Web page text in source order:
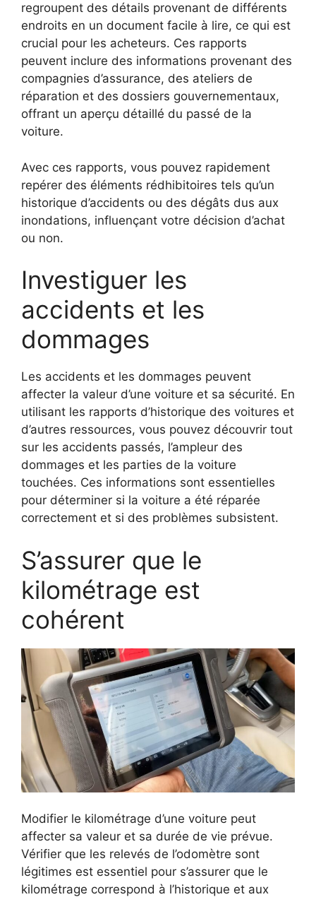
regroupent des détails provenant de différents
endroits en un document facile à lire, ce qui est
crucial pour les acheteurs. Ces rapports
peuvent inclure des informations provenant des
compagnies d’assurance, des ateliers de
réparation et des dossiers gouvernementaux,
offrant un aperçu détaillé du passé de la
voiture.
Avec ces rapports, vous pouvez rapidement
repérer des éléments rédhibitoires tels qu’un
historique d’accidents ou des dégâts dus aux
inondations, influençant votre décision d’achat
ou non.
Investiguer les
accidents et les
dommages
Les accidents et les dommages peuvent
affecter la valeur d’une voiture et sa sécurité. En
utilisant les rapports d’historique des voitures et
d’autres ressources, vous pouvez découvrir tout
sur les accidents passés, l’ampleur des
dommages et les parties de la voiture
touchées. Ces informations sont essentielles
pour déterminer si la voiture a été réparée
correctement et si des problèmes subsistent.
S’assurer que le
kilométrage est
cohérent
Modifier le kilométrage d’une voiture peut
affecter sa valeur et sa durée de vie prévue.
Vérifier que les relevés de l’odomètre sont
légitimes est essentiel pour s’assurer que le
kilométrage correspond à l’historique et aux